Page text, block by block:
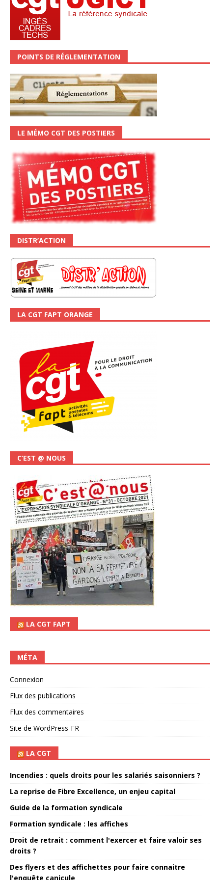
POINTS DE RÉGLEMENTATION
LE MÉMO CGT DES POSTIERS
DISTR’ACTION
LA CGT FAPT ORANGE
C’EST @ NOUS
LA CGT FAPT
MÉTA
Connexion
Flux des publications
Flux des commentaires
Site de WordPress-FR
LA CGT
Incendies : quels droits pour les salariés saisonniers ?
La reprise de Fibre Excellence, un enjeu capital
Guide de la formation syndicale
Formation syndicale : les affiches
Droit de retrait : comment l'exercer et faire valoir ses
droits ?
Des flyers et des affichettes pour faire connaitre
l'enquête canicule